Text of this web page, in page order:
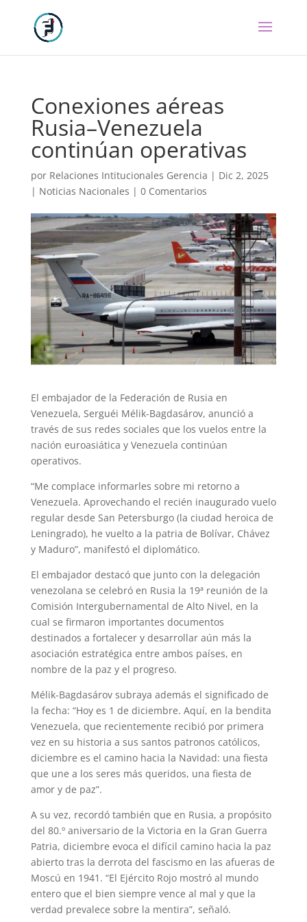
Conexiones aéreas
Rusia–Venezuela
continúan operativas
por Relaciones Intitucionales Gerencia | Dic 2, 2025
| Noticias Nacionales | 0 Comentarios
El embajador de la Federación de Rusia en
Venezuela, Serguéi Mélik-Bagdasárov, anunció a
través de sus redes sociales que los vuelos entre la
nación euroasiática y Venezuela continúan
operativos.
“Me complace informarles sobre mi retorno a
Venezuela. Aprovechando el recién inaugurado vuelo
regular desde San Petersburgo (la ciudad heroica de
Leningrado), he vuelto a la patria de Bolívar, Chávez
y Maduro”, manifestó el diplomático.
El embajador destacó que junto con la delegación
venezolana se celebró en Rusia la 19ª reunión de la
Comisión Intergubernamental de Alto Nivel, en la
cual se firmaron importantes documentos
destinados a fortalecer y desarrollar aún más la
asociación estratégica entre ambos países, en
nombre de la paz y el progreso.
Mélik-Bagdasárov subraya además el significado de
la fecha: “Hoy es 1 de diciembre. Aquí, en la bendita
Venezuela, que recientemente recibió por primera
vez en su historia a sus santos patronos católicos,
diciembre es el camino hacia la Navidad: una fiesta
que une a los seres más queridos, una fiesta de
amor y de paz”.
A su vez, recordó también que en Rusia, a propósito
del 80.º aniversario de la Victoria en la Gran Guerra
Patria, diciembre evoca el difícil camino hacia la paz
abierto tras la derrota del fascismo en las afueras de
Moscú en 1941. “El Ejército Rojo mostró al mundo
entero que el bien siempre vence al mal y que la
verdad prevalece sobre la mentira”, señaló.